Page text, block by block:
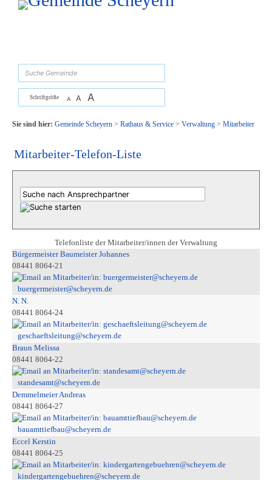
Zum Inhalt, zur Navigationoder zur Startseite springen.
Schriftgröße A A A
Sie sind hier: Gemeinde Scheyern> Rathaus & Service> Verwaltung> Mitarbeiter
Mitarbeiter-Telefon-Liste
Telefonliste der Mitarbeiter/innen der Verwaltung
Bürgermeister Baumeister Johannes
08441 8064-21
buergermeister@scheyern.de
N. N.
08441 8064-24
geschaeftsleitung@scheyern.de
Braun Melissa
08441 8064-22
standesamt@scheyern.de
Demmelmeier Andreas
08441 8064-27
bauamttiefbau@scheyern.de
Eccel Kerstin
08441 8064-25
kindergartengebuehren@scheyern.de